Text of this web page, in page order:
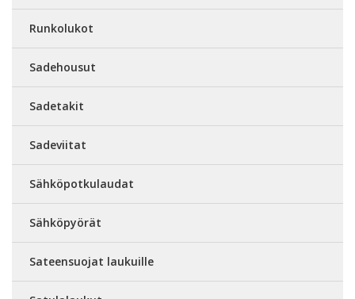
Runkolukot
Sadehousut
Sadetakit
Sadeviitat
Sähköpotkulaudat
Sähköpyörät
Sateensuojat laukuille